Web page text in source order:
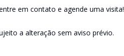
em contato e agende uma visita!
a alteração sem aviso prévio.